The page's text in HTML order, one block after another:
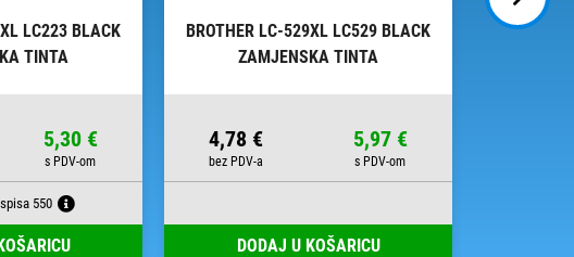
LC223 BLACK
TINTA
5,30 €
550
BROTHER LC-529XL LC529 BLACK
ZAMJENSKA TINTA
4,78 € 5,97 €
DODAJ U KOŠARICU